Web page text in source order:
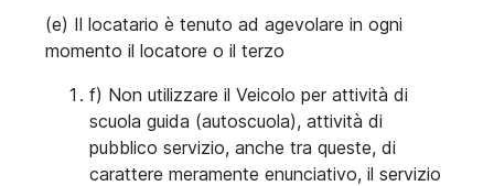
(e) Il locatario è tenuto ad agevolare in ogni
momento il locatore o il terzo
f) Non utilizzare il Veicolo per attività di
scuola guida (autoscuola), attività di
pubblico servizio, anche tra queste, di
carattere meramente enunciativo, il servizio